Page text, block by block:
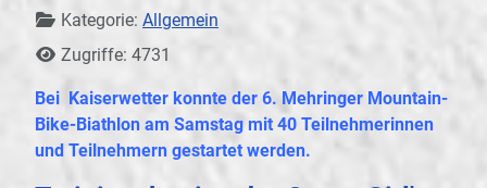
DetailsKategorie: Allgemein
Zugriffe: 4731
Bei Kaiserwetter konnte der 6. Mehringer Mountain-
Bike-Biathlon am Samstag mit 40 Teilnehmerinnen
und Teilnehmern gestartet werden.